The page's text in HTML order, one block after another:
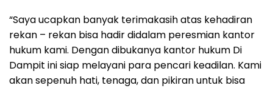
“Saya ucapkan banyak terimakasih atas kehadiran
rekan – rekan bisa hadir didalam peresmian kantor
hukum kami. Dengan dibukanya kantor hukum Di
Dampit ini siap melayani para pencari keadilan. Kami
akan sepenuh hati, tenaga, dan pikiran untuk bisa